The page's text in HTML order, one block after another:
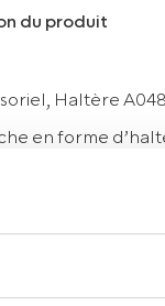
du produit
Haltère
en forme
agréable au
l’éveil du
stimule la vue
entraîne les
placées à
ainsi